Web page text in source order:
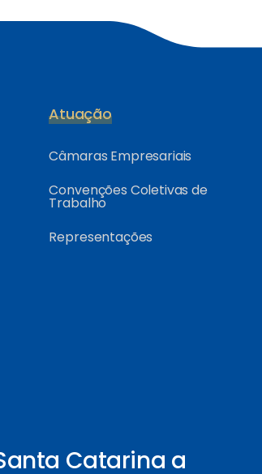
Atuação
Câmaras Empresariais
Convenções Coletivas de
Trabalho
Representações
Catarina a